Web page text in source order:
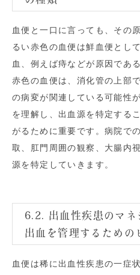
血便と一口に言っても、その
るい赤色の血便は鮮血便とし
血、例えば痔などが原因であ
赤色の血便は、消化管の上部
の病変が関連している可能性
を理解し、出血源を特定する
がるために重要です。病院で
取、肛門周囲の観察、大腸内
源を特定していきます。
6.2. 出血性疾患のマネ
出血を管理するための
血便は稀に出血性疾患の一症